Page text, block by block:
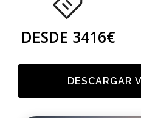
DESDE 3416€
DESCARGAR